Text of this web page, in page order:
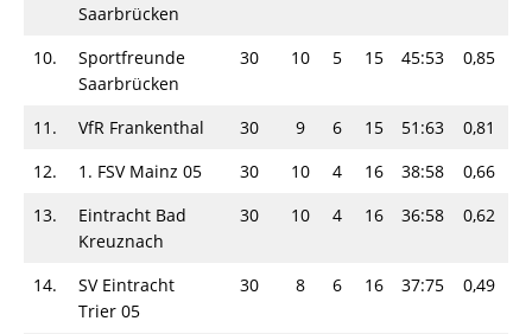
Saarbrücken
10.
Sportfreunde
Saarbrücken
30 10 5 15 45:53 0,85
11. VfR Frankenthal 30 9 6 15 51:63 0,81
12.
1. FSV Mainz 05 30 10 4 16 38:58 0,66
13.
Eintracht Bad
Kreuznach
30 10 4 16 36:58 0,62
14.
SV Eintracht
Trier 05
30 8 6 16 37:75 0,49